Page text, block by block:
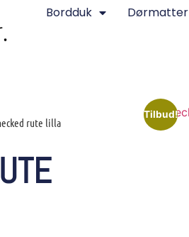
Bordduk Dørmatter
rute lilla
Tilbud!